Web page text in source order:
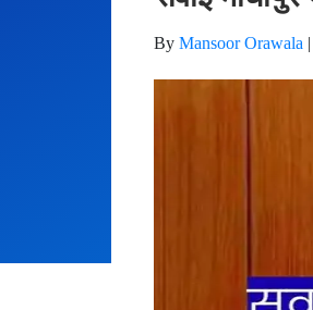
By Mansoor Orawala |